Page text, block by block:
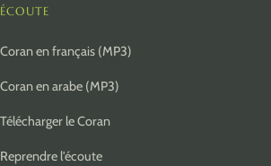
ÉCOUTE
Coran en français (MP3)
Coran en arabe (MP3)
Télécharger le Coran
Reprendre l'écoute